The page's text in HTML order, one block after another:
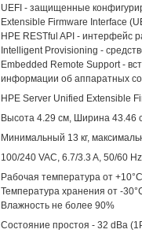
UEFI - защищенные
Extensible Firmware Interface
HPE RESTful API - интерфейс
Intelligent Provisioning -
Embedded Remote Support -
информации об аппаратных
HPE Server Unified Extensible
Высота 4.29 см, Ширина 43.46
Минимальный 13 кг,
100/240 VAC, 6.7/3.3 A, 50/60 Hz
Рабочая температура от
Температура хранения от -
Влажность не более 90%
Состояние простоя - 32 dBa